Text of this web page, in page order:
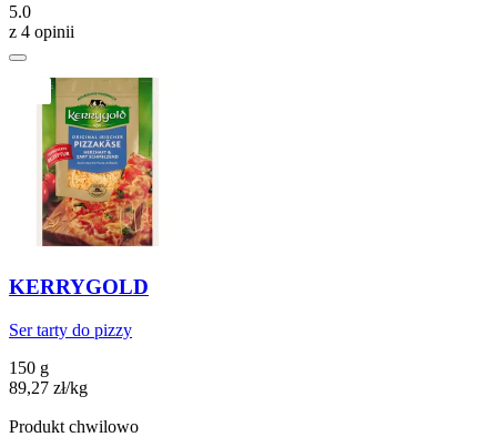
5.0
z 4 opinii
KERRYGOLD
Ser tarty do pizzy
150 g
89,27 zł/kg
Produkt chwilowo